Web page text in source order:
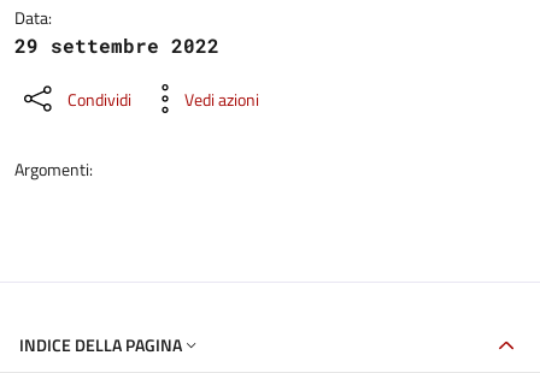
Data:
29 settembre 2022
Condividi Vedi azioni
Argomenti:
INDICE DELLA PAGINA